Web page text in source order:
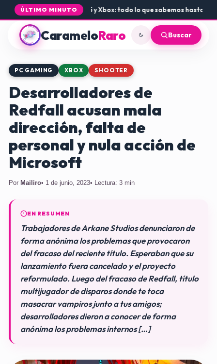
ÚLTIMO MINUTO
de Rogue Core a PS5 y Xbox: todo lo que sabemos hasta ahora
CarameloRaro Buscar
PC GAMING XBOX SHOOTER
Desarrolladores de
Redfall acusan mala
dirección, falta de
personal y nula acción de
Microsoft
Por Mailiro• 1 de junio, 2023• Lectura: 3 min
EN RESUMEN
Trabajadores de Arkane Studios denunciaron de
forma anónima los problemas que provocaron
del fracaso del reciente título. Esperaban que su
lanzamiento fuera cancelado y el proyecto
reformulado. Luego del fracaso de Redfall, título
multijugador de disparos donde te toca
masacrar vampiros junto a tus amigos;
desarrolladores dieron a conocer de forma
anónima los problemas internos […]